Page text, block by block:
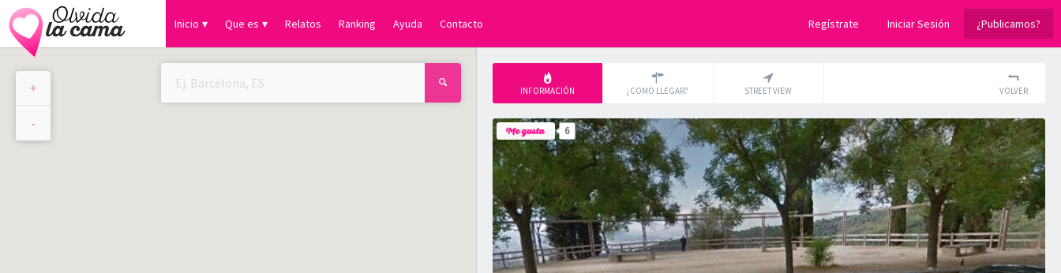
Inicio Que es Relatos Ranking Ayuda Contacto Regístrate Iniciar Sesión ¿Publicamos?
INFORMACIÓN ¿COMO LLEGAR? STREET VIEW VOLVER
6
+
-
×